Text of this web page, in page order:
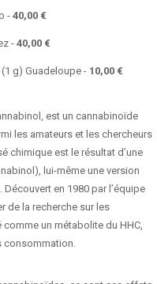
-40,00 €
-40,00 €
(1 g) Guadeloupe - 10,00 €
est un cannabinoïde
les amateurs et les chercheurs
chimique est le résultat d’une
lui-même une version
en 1980 par l’équipe
de la recherche sur les
un métabolite du HHC,
consommation.